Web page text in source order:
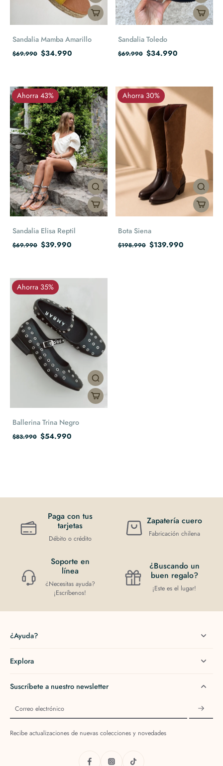
Sandalia Mamba Amarillo
$69.990 $34.990
Sandalia Toledo
$69.990 $34.990
Ahorra 43%
Sandalia Elisa Reptil
$69.990 $39.990
Ahorra 30%
Bota Siena
$198.990 $139.990
Ahorra 35%
Ballerina Trina Negro
$83.990 $54.990
Paga con tus
tarjetas
Débito o crédito
Zapatería cuero
Fabricación chilena
Soporte en
línea
¿Necesitas ayuda?
¡Escríbenos!
¿Buscando un
buen regalo?
¡Este es el lugar!
¿Ayuda?
Explora
Suscríbete a nuestro newsletter
Correo electrónico
Recibe actualizaciones de nuevas colecciones y novedades